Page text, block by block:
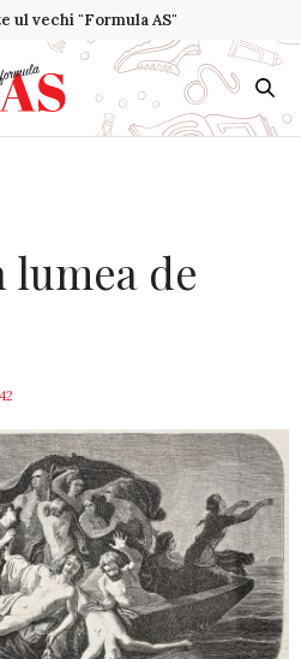
ul vechi "Formula AS"
de